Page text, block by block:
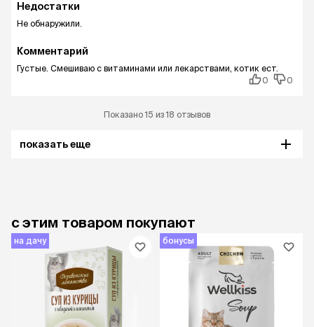
Недостатки
Не обнаружили.
Комментарий
Густые. Смешиваю с витаминами или лекарствами, котик ест.
0
0
Показано 15 из 18 отзывов
показать еще
с этим товаром покупают
на дачу бонусы